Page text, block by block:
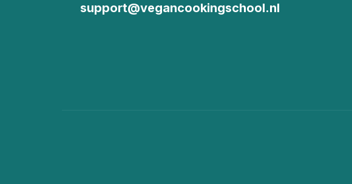
support@vegancookingschool.nl